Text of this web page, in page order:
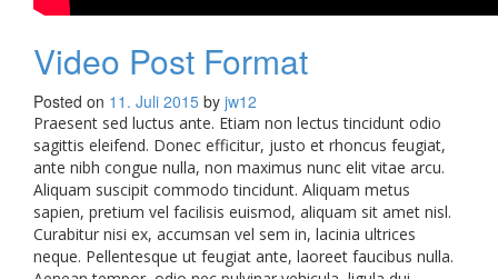
Video Post Format
Posted on 11. Juli 2015 by jw12
Praesent sed luctus ante. Etiam non lectus tincidunt odio
sagittis eleifend. Donec efficitur, justo et rhoncus feugiat,
ante nibh congue nulla, non maximus nunc elit vitae arcu.
Aliquam suscipit commodo tincidunt. Aliquam metus
sapien, pretium vel facilisis euismod, aliquam sit amet nisl.
Curabitur nisi ex, accumsan vel sem in, lacinia ultrices
neque. Pellentesque ut feugiat ante, laoreet faucibus nulla.